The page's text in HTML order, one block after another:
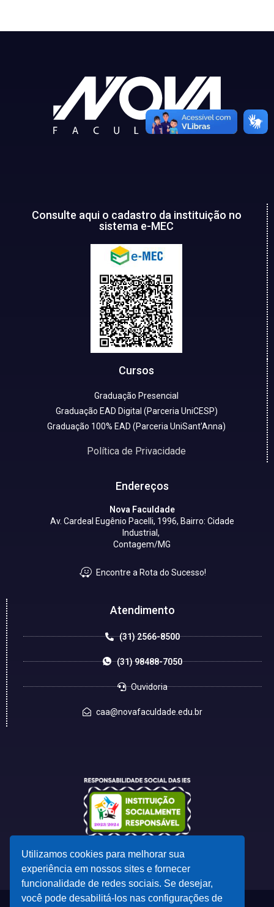
Consulte aqui o cadastro da instituição no
sistema e-MEC
Cursos
Graduação Presencial
Graduação EAD Digital (Parceria UniCESP)
Graduação 100% EAD (Parceria UniSant'Anna)
Política de Privacidade
Endereços
Nova Faculdade
Av. Cardeal Eugênio Pacelli, 1996, Bairro: Cidade
Industrial,
Contagem/MG
Encontre a Rota do Sucesso!
Atendimento
(31) 2566-8500
(31) 98488-7050
Ouvidoria
caa@novafaculdade.edu.br
Utilizamos cookies para melhorar sua
experiência em nossos sites e fornecer
funcionalidade de redes sociais. Se desejar,
você pode desabilitá-los nas configurações de